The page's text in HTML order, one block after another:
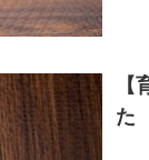
た